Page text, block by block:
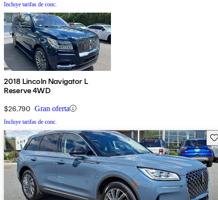
Incluye tarifas de conc.
2018 Lincoln Navigator L
Reserve 4WD
$26,790 Gran oferta
Incluye tarifas de conc.